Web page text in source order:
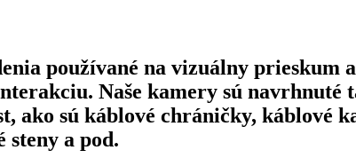
používané na vizuálny prieskum
Naše kamery sú navrhnuté
ako sú káblové chráničky, káblové
steny a pod.